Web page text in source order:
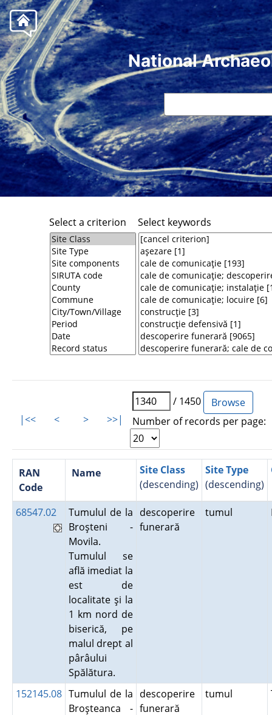
National
Select a criterion Select keywords
|<< < > >>|
/ 1450
Number of records per page:
RAN
Code
Name
Site Class
(descending)
Site Type
(descending)
68547.02
Tumulul de la
Broşteni -
Movila.
Tumulul se
află imediat la
est de
localitate şi la
1 km nord de
biserică, pe
malul drept al
pârâului
Spălătura.
descoperire
funerară
tumul
152145.08 Tumulul de la
Broşteanca -
descoperire
funerară
tumul